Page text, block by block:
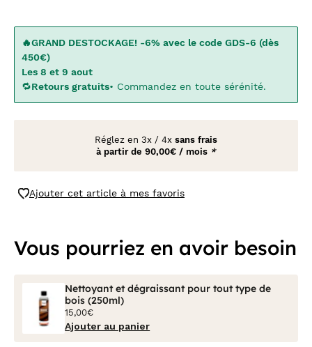
🔥GRAND DESTOCKAGE! -6% avec le code GDS-6 (dès
450€)
Les 8 et 9 aout
🔁Retours gratuits• Commandez en toute sérénité.
Réglez en 3x / 4x sans frais
à partir de 90,00€ / mois *
Ajouter cet article à mes favoris
Vous pourriez en avoir besoin
Nettoyant et dégraissant pour tout type de
bois (250ml)
15,00€
Ajouter au panier